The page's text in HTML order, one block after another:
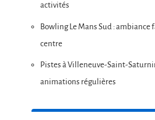
activités
Bowling Le Mans Sud :
centre
Pistes à Villeneuve-Saint-
animations régulières